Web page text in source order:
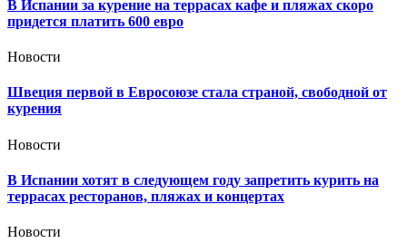
В Испании за курение на террасах кафе и пляжах скоро
придется платить 600 евро
Новости
Швеция первой в Евросоюзе стала страной, свободной от
курения
Новости
В Испании хотят в следующем году запретить курить на
террасах ресторанов, пляжах и концертах
Новости